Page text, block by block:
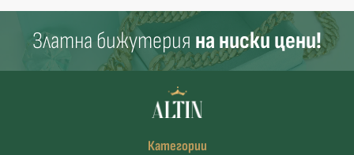
Златна бижутерия на ниски цени!
Категории